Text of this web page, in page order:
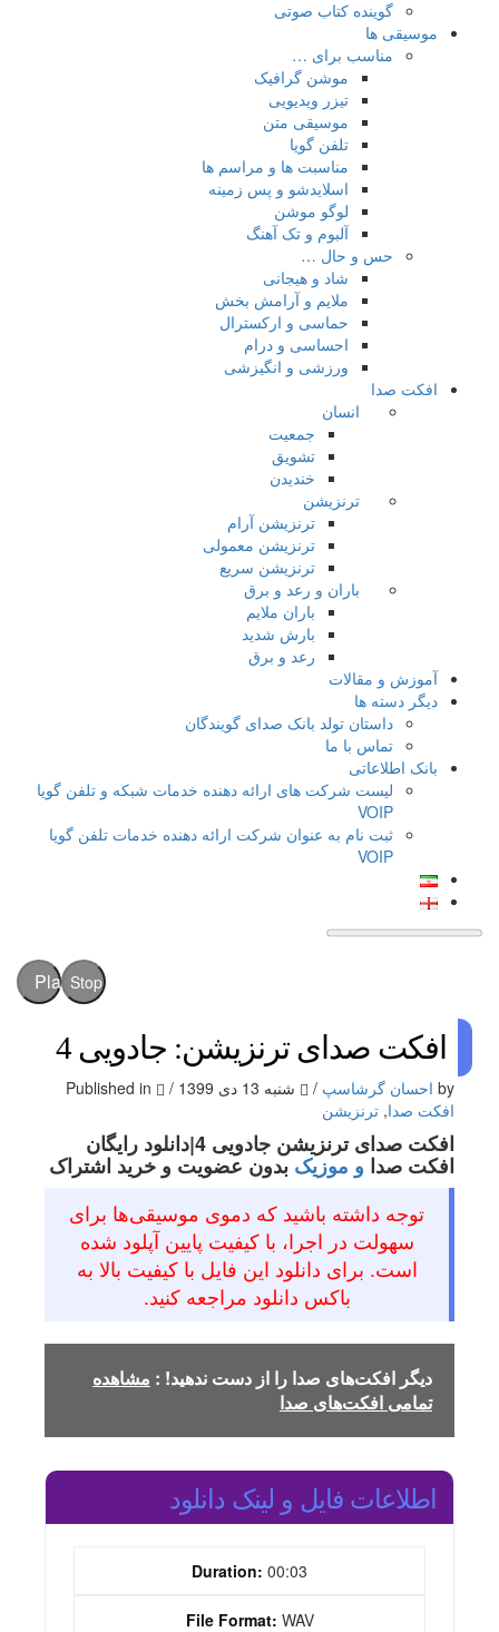
گوینده کتاب صوتی
موسیقی ها
مناسب برای …
موشن گرافیک
تیزر ویدیویی
موسیقی متن
تلفن گویا
مناسبت ها و مراسم ها
اسلایدشو و پس زمینه
لوگو موشن
آلبوم و تک آهنگ
حس و حال …
شاد و هیجانی
ملایم و آرامش بخش
حماسی و ارکسترال
احساسی و درام
ورزشی و انگیزشی
افکت صدا
انسان
جمعیت
تشویق
خندیدن
ترنزیشن
ترنزیشن آرام
ترنزیشن معمولی
ترنزیشن سریع
باران و رعد و برق
باران ملایم
بارش شدید
رعد و برق
آموزش و مقالات
دیگر دسته ها
داستان تولد بانک صدای گویندگان
تماس با ما
بانک اطلاعاتی
لیست شرکت های ارائه دهنده خدمات شبکه و تلفن گویا
VOIP
ثبت نام به عنوان شرکت ارائه دهنده خدمات تلفن گویا
VOIP
Play Stop
افکت صدای ترنزیشن: جادویی 4
by احسان گرشاسپ / شنبه 13 دی 1399 /
افکت صدا, ترنزیشن
افکت صدای ترنزیشن جادویی 4|دانلود رایگان
افکت صدا و موزیک بدون عضویت و خرید اشتراک
توجه داشته باشید که دموی موسیقی‌ها برای
سهولت در اجرا، با کیفیت پایین آپلود شده
است. برای دانلود این فایل با کیفیت بالا به
باکس دانلود مراجعه کنید.
دیگر افکت‌های صدا را از دست ندهید! : مشاهده
تمامی افکت‌های صدا
اطلاعات فایل و لینک دانلود
Duration: 00:03
File Format: WAV